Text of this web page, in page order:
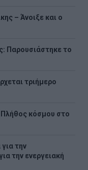
– Άνοιξε και ο
Παρουσιάστηκε το
τριήμερο
Πλήθος κόσμου στο
την
την ενεργειακή